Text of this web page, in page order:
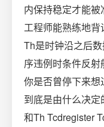
内保持稳定才能被
工程师能熟练地背
Th是时钟沿之后
序违例时条件反
你是否曾停下来
到底是由什么决
和Th Tcdregister